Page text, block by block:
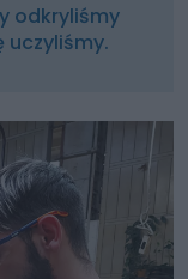
odkryliśmy
uczyliśmy.